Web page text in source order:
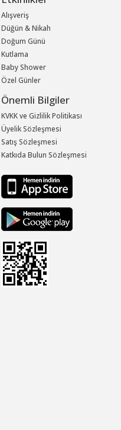
Alışveriş
Düğün & Nikah
Doğum Günü
Kutlama
Baby Shower
Özel Günler
Önemli Bilgiler
KVKK ve Gizlilik Politikası
Üyelik Sözleşmesi
Satış Sözleşmesi
Katkıda Bulun Sözleşmesi